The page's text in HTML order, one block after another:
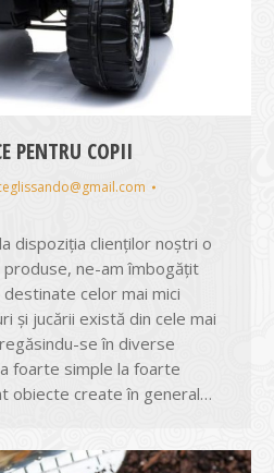
PENTRU COPII
dispoziția clienților noștri o
produse, ne-am îmbogățit
celor mai mici
şi jucării există din cele mai
se în diverse
foarte simple la foarte
obiecte create în general…